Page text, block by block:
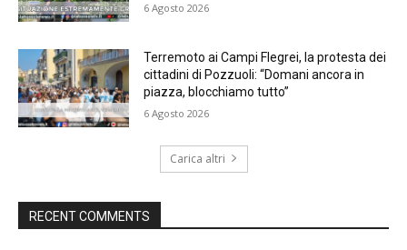
6 Agosto 2026
Terremoto ai Campi Flegrei, la protesta dei
cittadini di Pozzuoli: “Domani ancora in
piazza, blocchiamo tutto”
6 Agosto 2026
Carica altri
RECENT COMMENTS